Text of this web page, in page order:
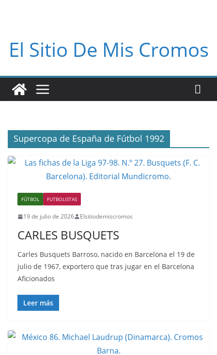
El Sitio De Mis Cromos
Supercopa de España de Fútbol 1992
FÚTBOL FUTBOLISTAS
19 de julio de 2026 Elsitiodemiscromos
CARLES BUSQUETS
Carles Busquets Barroso, nacido en Barcelona el 19 de
julio de 1967, exportero que tras jugar en el Barcelona
Aficionados
Leer más